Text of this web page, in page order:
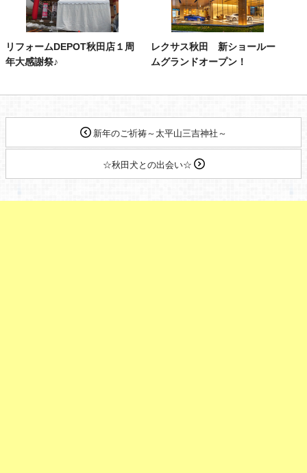
リフォームDEPOT秋田店１周
年大感謝祭♪
レクサス秋田 新ショールー
ムグランドオープン！
新年のご祈祷～太平山三吉神社～
☆秋田犬との出会い☆